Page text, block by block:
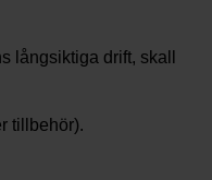
långsiktiga drift, skall
tillbehör).